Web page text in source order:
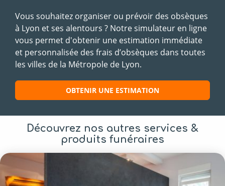
Vous souhaitez organiser ou prévoir des obsèques
à Lyon et ses alentours ? Notre simulateur en ligne
vous permet d'obtenir une estimation immédiate
et personnalisée des frais d’obsèques dans toutes
les villes de la Métropole de Lyon.
OBTENIR UNE ESTIMATION
Découvrez nos autres services &
produits funéraires